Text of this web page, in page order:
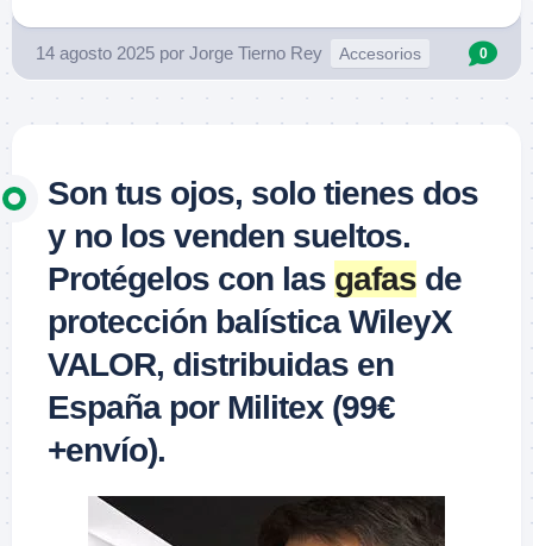
14 agosto 2025 por Jorge Tierno Rey Accesorios 0
Son tus ojos, solo tienes dos
y no los venden sueltos.
Protégelos con las gafas de
protección balística WileyX
VALOR, distribuidas en
España por Militex (99€
+envío).